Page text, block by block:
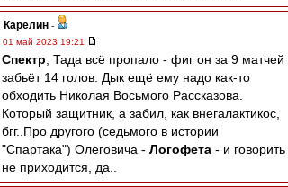
Карелин -
01 май 2023 19:21
Спектр , Тада всё пропало - фиг он за 9 матчей
забьёт 14 голов. Дык ещё ему надо как-то
обходить Николая Восьмого Рассказова.
Который защитник, а забил, как внегалактикос,
бгг..Про другого (седьмого в истории
"Спартака") Олеговича - Логофета - и говорить
не приходится, да..